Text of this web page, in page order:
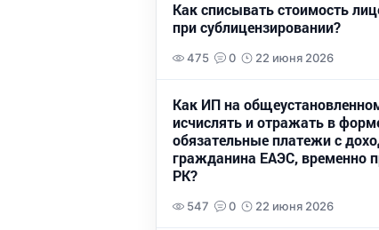
Как списывать стоимость
при сублицензировании?
475 0 22 июня 2026
Как ИП на
исчислять и отражать в
обязательные платежи с
гражданина ЕАЭС, временно
РК?
547 0 22 июня 2026